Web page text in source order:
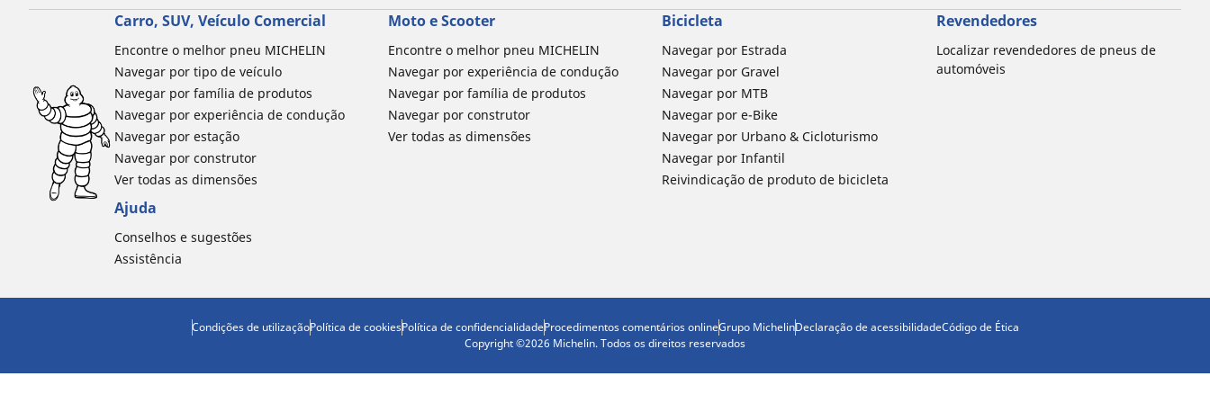
Carro, SUV, Veículo Comercial
Encontre o melhor pneu MICHELIN
Navegar por tipo de veículo
Navegar por família de produtos
Navegar por experiência de condução
Navegar por estação
Navegar por construtor
Ver todas as dimensões
Moto e Scooter
Encontre o melhor pneu MICHELIN
Navegar por experiência de condução
Navegar por família de produtos
Navegar por construtor
Ver todas as dimensões
Bicicleta
Navegar por Estrada
Navegar por Gravel
Navegar por MTB
Navegar por e-Bike
Navegar por Urbano & Cicloturismo
Navegar por Infantil
Reivindicação de produto de bicicleta
Revendedores
Localizar revendedores de pneus de
automóveis
Ajuda
Conselhos e sugestões
Assistência
Condições de utilizaçãoPolítica de cookiesPolítica de confidencialidadeProcedimentos comentários onlineGrupo MichelinDeclaração de acessibilidadeCódigo de Ética
Copyright ©2026 Michelin. Todos os direitos reservados